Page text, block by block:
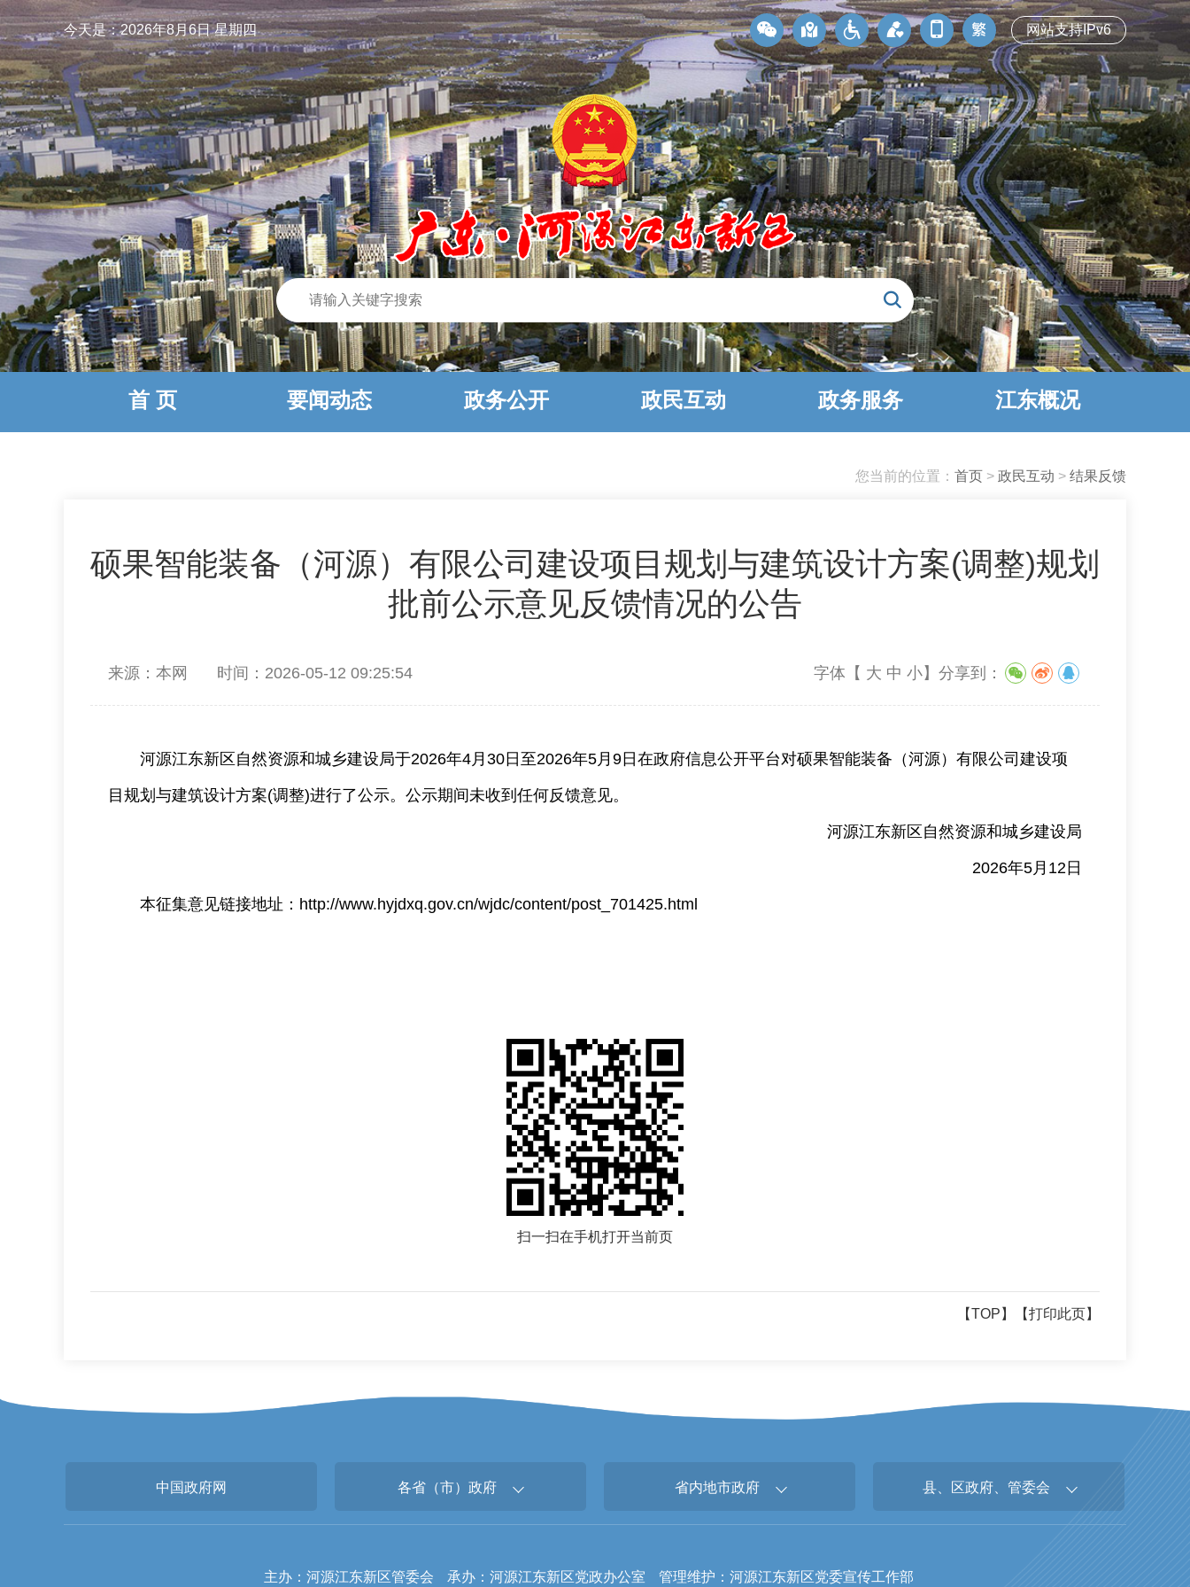
今天是：2026年8月6日 星期四 网站支持IPv6
首 页 要闻动态 政务公开 政民互动 政务服务 江东概况
您当前的位置： 首页 > 政民互动 > 结果反馈
硕果智能装备（河源）有限公司建设项目规划与建筑设计方案(调整)规划
批前公示意见反馈情况的公告
来源：本网 时间：2026-05-12 09:25:54 字体【 大 中 小】 分享到：
河源江东新区自然资源和城乡建设局于2026年4月30日至2026年5月9日在政府信息公开平台对硕果智能装备（河源）有限公司建设项
目规划与建筑设计方案(调整)进行了公示。公示期间未收到任何反馈意见。
河源江东新区自然资源和城乡建设局
2026年5月12日
本征集意见链接地址： http://www.hyjdxq.gov.cn/wjdc/content/post_701425.html
扫一扫在手机打开当前页
【TOP】 【打印此页】
中国政府网 各省（市）政府 省内地市政府 县、区政府、管委会
主办：河源江东新区管委会 承办：河源江东新区党政办公室 管理维护：河源江东新区党委宣传工作部